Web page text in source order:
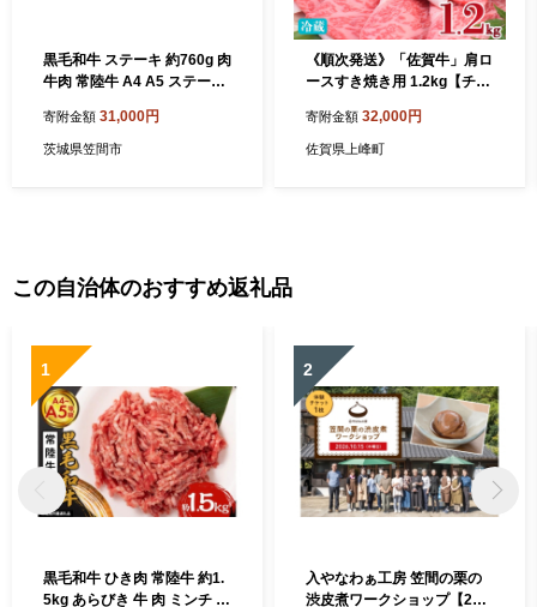
黒毛和牛 ステーキ 約760g 肉
牛肉 常陸牛 A4 A5 ステーキ
牛 お肉 牛ステーキ ギフト プ
レゼント ロースステーキ(1
寄附金額 31,000円
茨城県笠間市
《順次発送》「佐賀牛」肩ロ
ースすき焼き用 1.2kg【チル
寄附金額 32,000円
佐賀県上峰町
この自治体のおすすめ返礼品
1
黒毛和牛 ひき肉 常陸牛 約1.
5kg あらびき 牛 肉 ミンチ 細
2
入やなわぁ工房 笠間の栗の
渋皮煮ワークショップ【202